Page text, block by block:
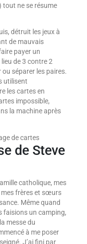
tout ne se résume
détruit les jeux à
de mauvais
payer un
de 3 contre 2
séparer les paires.
utilisent
les cartes en
impossible,
la machine après
de Steve
catholique, mes
mes frères et sœurs
Même quand
faisions un camping,
messe du
à me poser
J’ai fini par